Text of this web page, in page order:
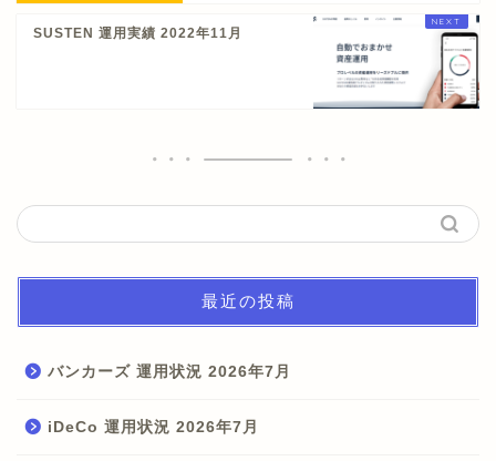
SUSTEN 運用実績 2022年11月
最近の投稿
バンカーズ 運用状況 2026年7月
iDeCo 運用状況 2026年7月